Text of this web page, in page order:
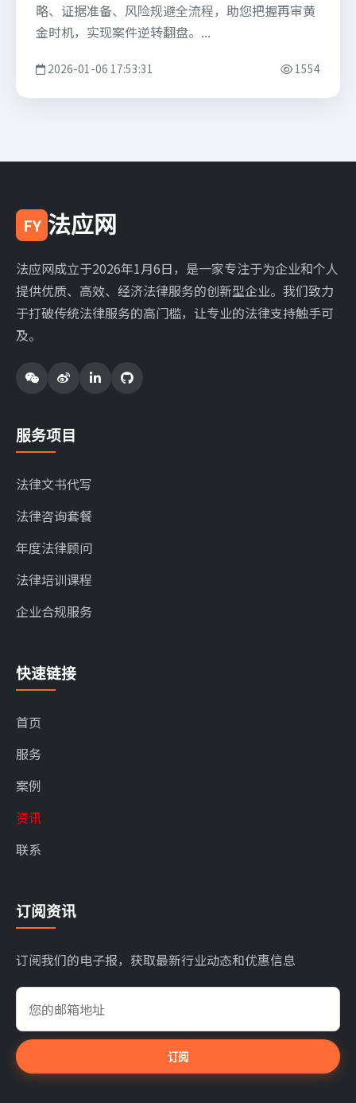
略、证据准备、风险规避全流程，助您把握再审黄
金时机，实现案件逆转翻盘。...
2026-01-06 17:53:31 1554
FY 法应网
法应网成立于2026年1月6日，是一家专注于为企业和个人
提供优质、高效、经济法律服务的创新型企业。我们致力
于打破传统法律服务的高门槛，让专业的法律支持触手可
及。
服务项目
法律文书代写
法律咨询套餐
年度法律顾问
法律培训课程
企业合规服务
快速链接
首页
服务
案例
资讯
联系
订阅资讯
订阅我们的电子报，获取最新行业动态和优惠信息
订阅